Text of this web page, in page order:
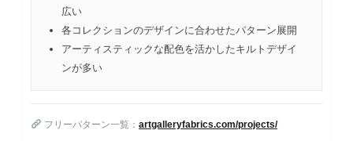
広い
各コレクションのデザインに合わせたパターン展開
アーティスティックな配色を活かしたキルトデザイ
ンが多い
フリーパターン一覧：artgalleryfabrics.com/projects/